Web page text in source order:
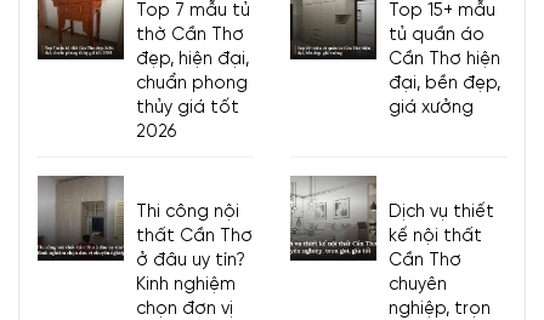
Top 7 mẫu tủ
thờ Cần Thơ
đẹp, hiện đại,
chuẩn phong
thủy giá tốt
2026
Top 15+ mẫu
tủ quần áo
Cần Thơ hiện
đại, bền đẹp,
giá xưởng
Thi công nội
thất Cần Thơ
ở đâu uy tín?
Kinh nghiệm
chọn đơn vị
Dịch vụ thiết
kế nội thất
Cần Thơ
chuyên
nghiệp, trọn